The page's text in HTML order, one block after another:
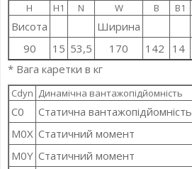
H H1 N W B B1
Висота Ширина
90
15 53,5 170 142 14
* Вага каретки в кг
Cdyn Динамічна вантажопідйомність
C0 Статична вантажопідйомність
M0X Статичний момент
M0Y Статичний момент